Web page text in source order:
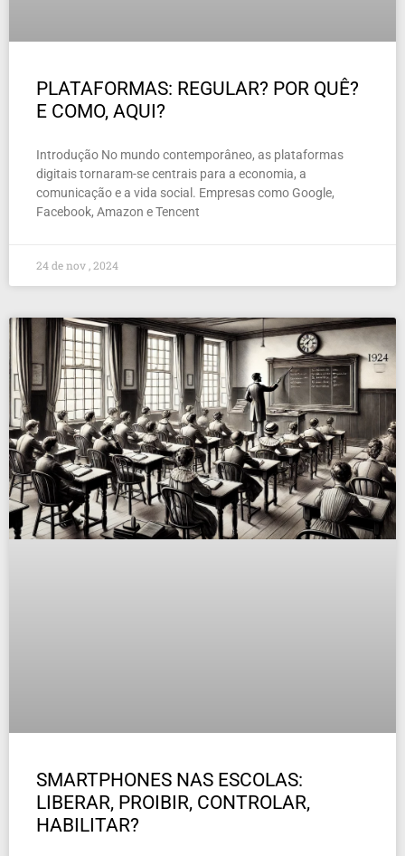
PLATAFORMAS: REGULAR? POR QUÊ?
E COMO, AQUI?
Introdução No mundo contemporâneo, as plataformas
digitais tornaram-se centrais para a economia, a
comunicação e a vida social. Empresas como Google,
Facebook, Amazon e Tencent
24 de nov , 2024
SMARTPHONES NAS ESCOLAS:
LIBERAR, PROIBIR, CONTROLAR,
HABILITAR?